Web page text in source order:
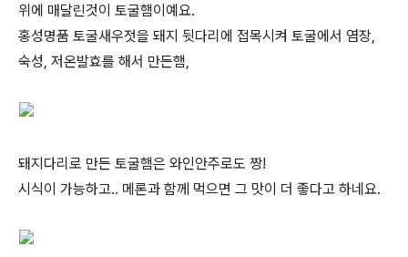
위에 매달린것이 토굴햄이예요.
홍성명품 토굴새우젓을 돼지 뒷다리에 접목시켜 토굴에서 염장,
숙성, 저온발효를 해서 만든햄,
돼지다리로 만든 토굴햄은 와인안주로도 짱!
시식이 가능하고.. 메론과 함께 먹으면 그 맛이 더 좋다고 하네요.